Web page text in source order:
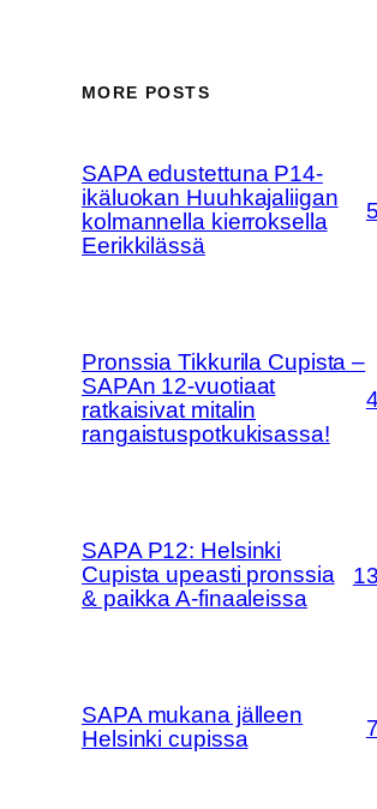
MORE POSTS
SAPA edustettuna P14-
ikäluokan Huuhkajaliigan
kolmannella kierroksella
Eerikkilässä
Pronssia Tikkurila Cupista –
SAPAn 12-vuotiaat
ratkaisivat mitalin
rangaistuspotkukisassa!
SAPA P12: Helsinki
Cupista upeasti pronssia
& paikka A-finaaleissa
SAPA mukana jälleen
Helsinki cupissa